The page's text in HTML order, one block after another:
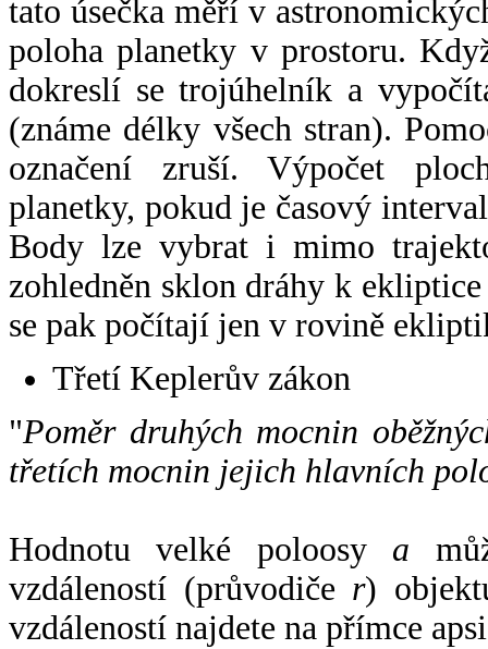
tato úsečka měří v
poloha planetky v prostoru.
dokreslí se trojúhelník a
(známe délky všech stran).
označení zruší. Výpočet
planetky, pokud je časový
Body lze vybrat i mimo
zohledněn sklon dráhy k
se pak počítají jen v rovině
Třetí Keplerův zákon
"Poměr druhých mocnin
třetích mocnin jejich hlavních
Hodnotu velké poloosy a
vzdáleností (průvodiče r)
vzdáleností najdete na přímce